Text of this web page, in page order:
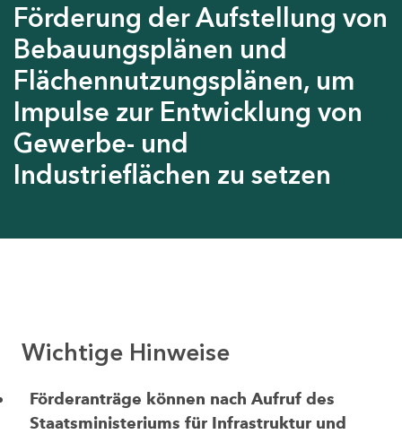
Förderung der Aufstellung von
Bebauungsplänen und
Flächennutzungsplänen, um
Impulse zur Entwicklung von
Gewerbe- und
Industrieflächen zu setzen
Wichtige Hinweise
Förderanträge können nach Aufruf des
Staatsministeriums für Infrastruktur und